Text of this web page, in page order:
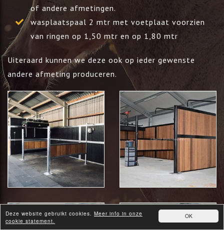
OK
Deze website gebruikt cookies. Meer info in onze
cookie statement.
of andere afmetingen.
wasplaatspaal 2 mtr met voetplaat voorzien
van ringen op 1,50 mtr en op 1,80 mtr
Uiteraard kunnen we deze ook op ieder gewenste
andere afmeting produceren.